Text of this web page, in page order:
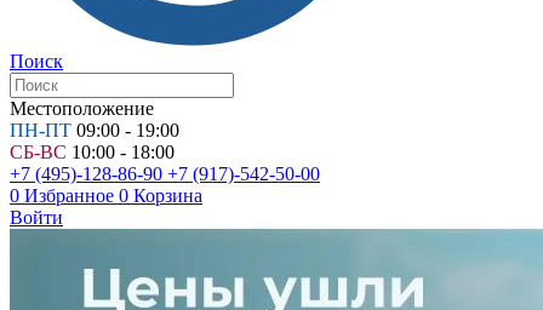
Поиск
Местоположение
ПН-ПТ 09:00 - 19:00
СБ-ВС 10:00 - 18:00
+7 (495)-128-86-90 +7 (917)-542-50-00
0 Избранное 0 Корзина
Войти